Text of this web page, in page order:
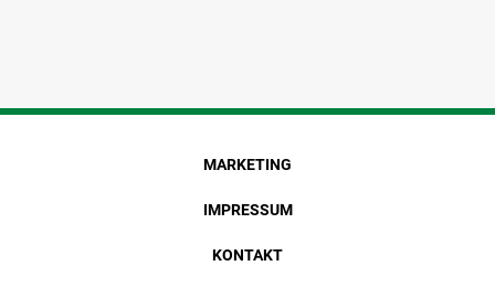
MARKETING
IMPRESSUM
KONTAKT